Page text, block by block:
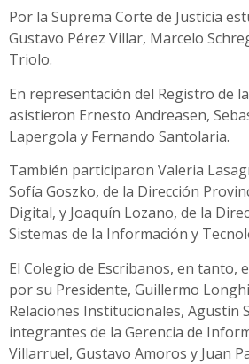
Por la Suprema Corte de Justicia
Gustavo Pérez Villar, Marcelo
Triolo.
En representación del Registro de
asistieron Ernesto Andreasen,
Lapergola y Fernando Santolaria.
También participaron Valeria
Sofía Goszko, de la Dirección
Digital, y Joaquín Lozano, de la
Sistemas de la Información y
El Colegio de Escribanos, en tanto,
por su Presidente, Guillermo
Relaciones Institucionales, Agustín
integrantes de la Gerencia de
Villarruel, Gustavo Amoros y Juan